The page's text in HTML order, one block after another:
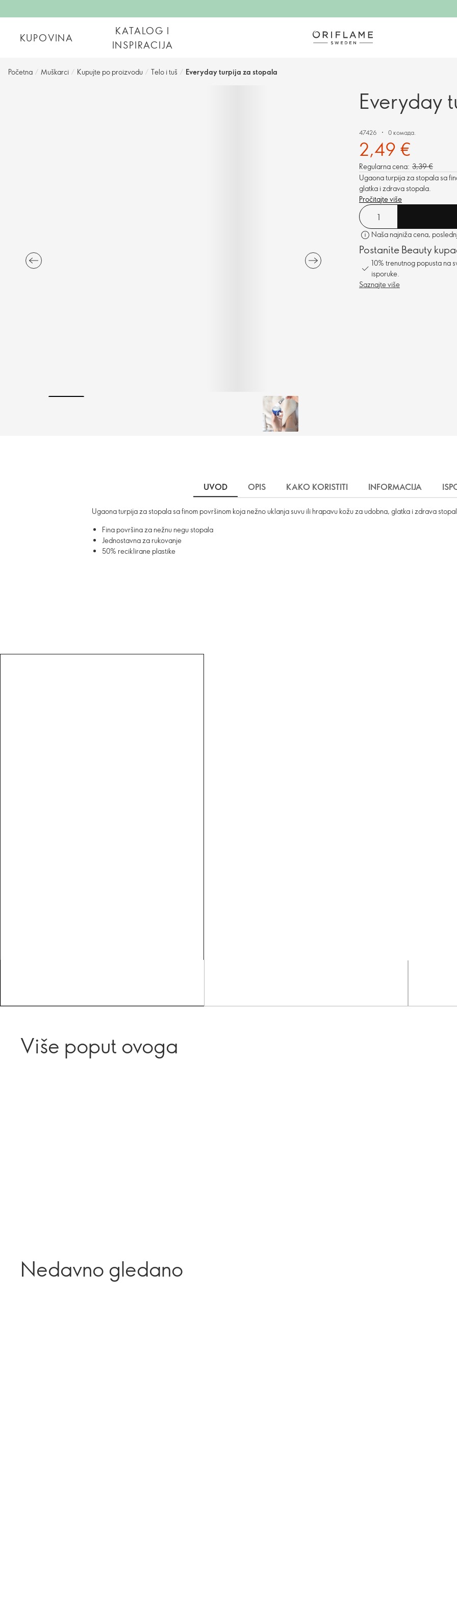
KUPOVINA
KATALOG I
INSPIRACIJA
Početna / Muškarci / Kupujte po proizvodu / Telo i tuš / Everyday turpija za stopala
Everyday
47426 0 комада.
2,49 €
Regularna cena: 3,39 €
Ugaona turpija za stopala sa
glatka i zdrava stopala.
Pročitajte više
Naša najniža cena,
Postanite Beauty
10% trenutnog popusta na
isporuke.
Saznajte više
UVOD OPIS KAKO KORISTITI INFORMACIJA
Ugaona turpija za stopala sa finom površinom koja nežno uklanja suvu ili hrapavu kožu za udobna, glatka i zdrava
Fina površina za nežnu negu stopala
Jednostavna za rukovanje
50% reciklirane plastike
Više poput ovoga
Nedavno gledano